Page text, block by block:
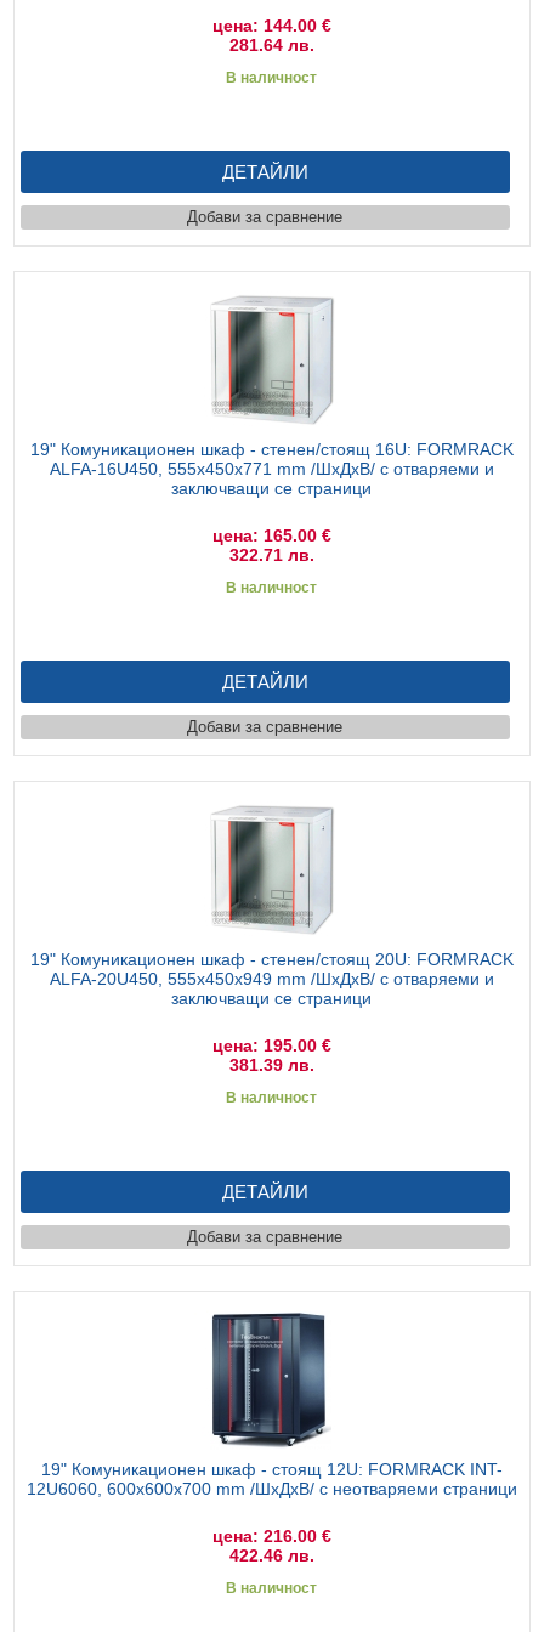
цена: 144.00 €
281.64 лв.
В наличност
ДЕТАЙЛИ
Добави за сравнение
19" Комуникационен шкаф - стенен/стоящ 16U: FORMRACK
ALFA-16U450, 555х450х771 mm /ШхДхВ/ с отваряеми и
заключващи се страници
цена: 165.00 €
322.71 лв.
В наличност
ДЕТАЙЛИ
Добави за сравнение
19" Комуникационен шкаф - стенен/стоящ 20U: FORMRACK
ALFA-20U450, 555х450х949 mm /ШхДхВ/ с отваряеми и
заключващи се страници
цена: 195.00 €
381.39 лв.
В наличност
ДЕТАЙЛИ
Добави за сравнение
19" Комуникационен шкаф - стоящ 12U: FORMRACK INT-
12U6060, 600x600х700 mm /ШхДхВ/ с неотваряеми страници
цена: 216.00 €
422.46 лв.
В наличност